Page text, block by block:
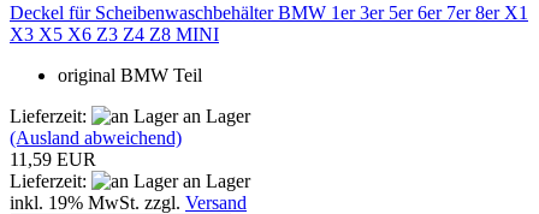
Deckel für Scheibenwaschbehälter BMW 1er 3er 5er 6er 7er 8er X1
X3 X5 X6 Z3 Z4 Z8 MINI
original BMW Teil
Lieferzeit:
an Lager
(Ausland abweichend)
11,59 EUR
Lieferzeit:
an Lager
inkl. 19% MwSt. zzgl. Versand